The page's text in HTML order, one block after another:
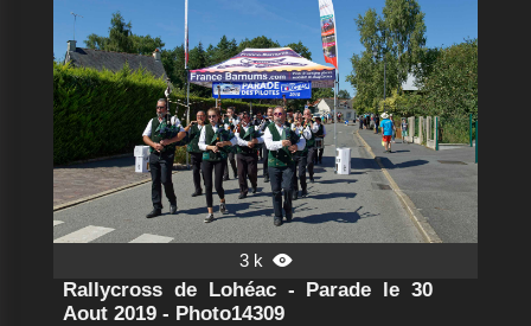
3 k 
Rallycross de Lohéac - Parade le 30
Aout 2019 - Photo14309